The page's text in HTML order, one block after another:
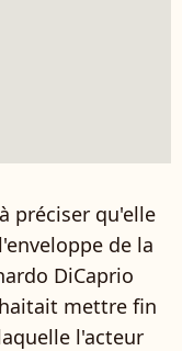
préciser qu'elle
de la
DiCaprio
mettre fin
l'acteur